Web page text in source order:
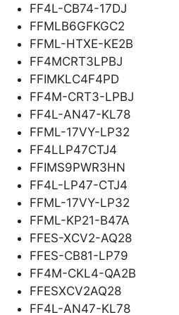
FF4L-CB74-17DJ
FFMLB6GFKGC2
FFML-HTXE-KE2B
FF4MCRT3LPBJ
FFIMKLC4F4PD
FF4M-CRT3-LPBJ
FF4L-AN47-KL78
FFML-17VY-LP32
FF4LLP47CTJ4
FFIMS9PWR3HN
FF4L-LP47-CTJ4
FFML-17VY-LP32
FFML-KP21-B47A
FFES-XCV2-AQ28
FFES-CB81-LP79
FF4M-CKL4-QA2B
FFESXCV2AQ28
FF4L-AN47-KL78